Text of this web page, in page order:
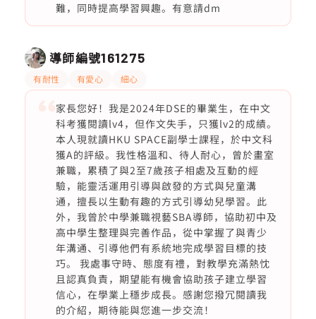
難，同時提高學習興趣。有意請dm
導師編號161275
有耐性 有愛心 細心
家長您好！我是2024年DSE的畢業生，在中文
科考獲閱讀lv4，但作文失手，只獲lv2的成績。
本人現就讀HKU SPACE副學士課程，於中文科
獲A的評級。我性格溫和、待人耐心，曾於畫室
兼職，累積了與2至7歲孩子相處及互動的經
驗，能靈活運用引導與啟發的方式與兒童溝
通，擅長以生動有趣的方式引導幼兒學習。此
外，我曾於中學兼職視藝SBA導師，協助初中及
高中學生整理與完善作品，從中掌握了與青少
年溝通、引導他們有系統地完成學習目標的技
巧。 我處事守時、態度有禮，對教學充滿熱忱
且認真負責，期望能有機會協助孩子建立學習
信心，在學業上穩步成長。感謝您撥冗閱讀我
的介紹，期待能與您進一步交流！